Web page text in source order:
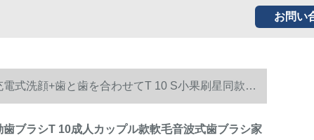
お問い
式洗顔+歯と歯を合わせてT 10 S小果刷星同款カ
歯ブラシT 10成人カップル款軟毛音波式歯ブラシ家